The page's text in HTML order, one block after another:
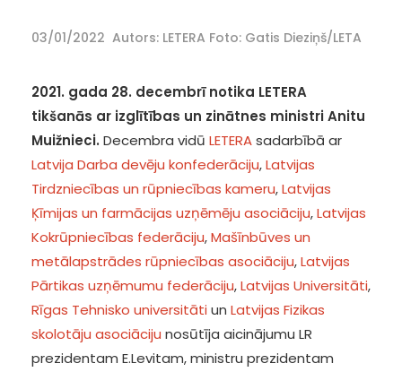
03/01/2022 Autors: LETERA Foto: Gatis Dieziņš/LETA
2021. gada 28. decembrī notika LETERA
tikšanās ar izglītības un zinātnes ministri Anitu
Muižnieci. Decembra vidū LETERAsadarbībā ar
Latvija Darba devēju konfederāciju,Latvijas
Tirdzniecības un rūpniecības kameru,Latvijas
Ķīmijas un farmācijas uzņēmēju asociāciju,Latvijas
Kokrūpniecības federāciju,Mašīnbūves un
metālapstrādes rūpniecības asociāciju,Latvijas
Pārtikas uzņēmumu federāciju,Latvijas Universitāti,
Rīgas Tehnisko universitātiun Latvijas Fizikas
skolotāju asociāciju nosūtīja aicinājumu LR
prezidentam E.Levitam, ministru prezidentam